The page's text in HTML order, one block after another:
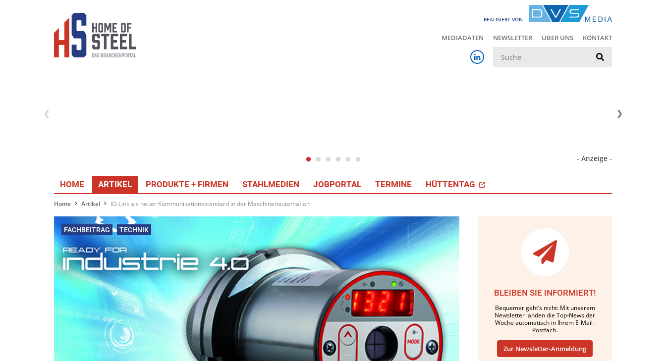
REALISIERT VON
MEDIADATEN NEWSLETTER ÜBER UNS KONTAKT
- Anzeige -
HOME ARTIKEL PRODUKTE + FIRMEN STAHLMEDIEN JOBPORTAL TERMINE HÜTTENTAG
Home Artikel IO-Link als neuer Kommunikationsstandard in der Maschinenautomation
FACHBEITRAG TECHNIK
BLEIBEN SIE INFORMIERT!
Bequemer geht’s nicht: Mit unserem
Newsletter landen die Top-News der
Woche automatisch in Ihrem E-Mail-
Postfach.
Zur Newsletter-Anmeldung